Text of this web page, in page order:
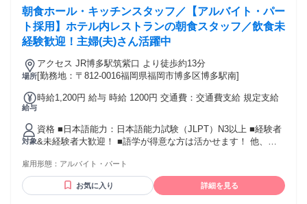
※固定残業・みなし残業なし！残業分は1分単位で支給！ （実
績：月平均残業時間13.25h以下）
や、 エリアマネージャーや 本社戦略チームへの抜擢などの可
能性も。
朝食ホール・キッチンスタッフ／【アルバイト・パー
ト採用】ホテル内レストランの朝食スタッフ／飲食未
経験歓迎！主婦(夫)さん活躍中
場所
アクセス JR博多駅筑紫口 より徒歩約13分
[勤務地：〒812-0016福岡県福岡市博多区博多駅南]
給与
時給1,200円 給与 時給 1200円 交通費：交通費支給 規定支給
対象
資格 ■日本語能力：日本語能力試験（JLPT）N3以上 ■経験者
&未経験者大歓迎！ ■語学が得意な方は活かせます！ 他、長
歴不問 英語・中国語話せる方歓迎、フリーター歓迎 スキルア
ップしたい方、学生歓迎、掛け持ち 副業・Wワーク歓迎、新
卒・第二新卒歓迎 年齢の条件と理由：・65歳未満の方(定年の
雇用形態： アルバイト・パート
お気に入り 詳細を見る